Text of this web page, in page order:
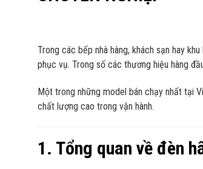
Trong các bếp nhà hàng, khách sạn hay
phục vụ. Trong số các thương hiệu hàng
Một trong những model bán chạy nhất tại
chất lượng cao trong vận hành.
1. Tổng quan về đèn